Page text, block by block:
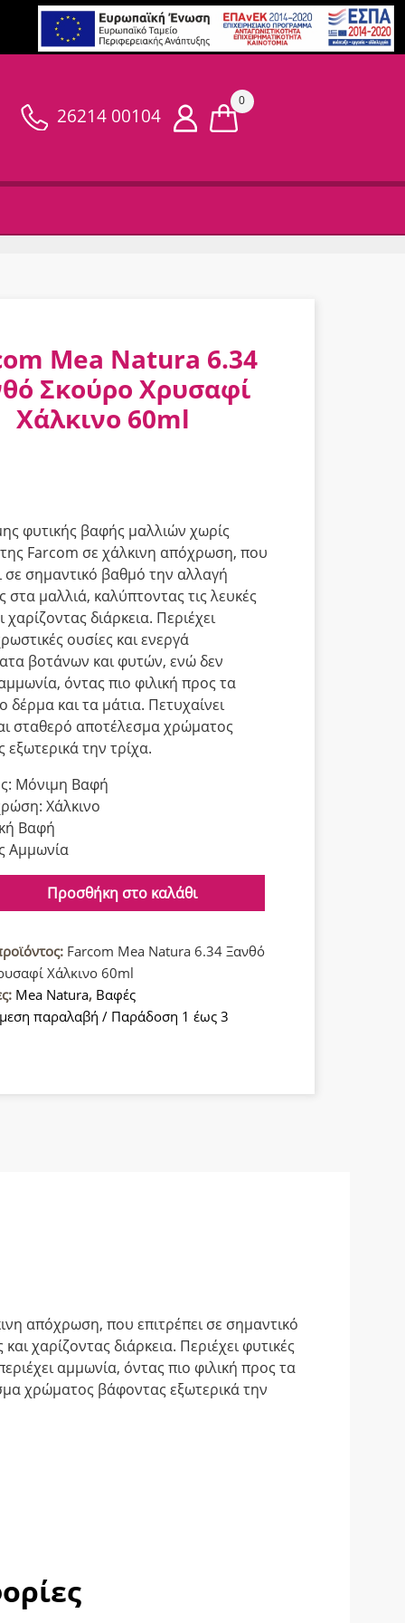
26214 00104
0
Mea Natura 6.34
Σκούρο Χρυσαφί
Χάλκινο 60ml
φυτικής βαφής μαλλιών χωρίς
Farcom σε χάλκινη απόχρωση, που
σε σημαντικό βαθμό την αλλαγή
μαλλιά, καλύπτοντας τις λευκές
χαρίζοντας διάρκεια. Περιέχει
ουσίες και ενεργά
βοτάνων και φυτών, ενώ δεν
όντας πιο φιλική προς τα
δέρμα και τα μάτια. Πετυχαίνει
σταθερό αποτέλεσμα χρώματος
την τρίχα.
Μόνιμη Βαφή
Χάλκινο
Βαφή
Αμμωνία
Προσθήκη στο καλάθι
Farcom Mea Natura 6.34 Ξανθό
Χάλκινο 60ml
Mea Natura, Βαφές
παραλαβή / Παράδοση 1 έως 3
απόχρωση, που επιτρέπει σε σημαντικό
χαρίζοντας διάρκεια. Περιέχει φυτικές
αμμωνία, όντας πιο φιλική προς τα
χρώματος βάφοντας εξωτερικά την